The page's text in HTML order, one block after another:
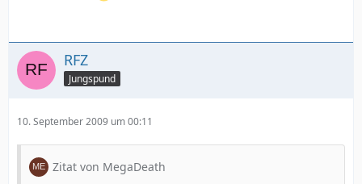
RFZ
Jungspund
10. September 2009 um 00:11
Zitat von MegaDeath